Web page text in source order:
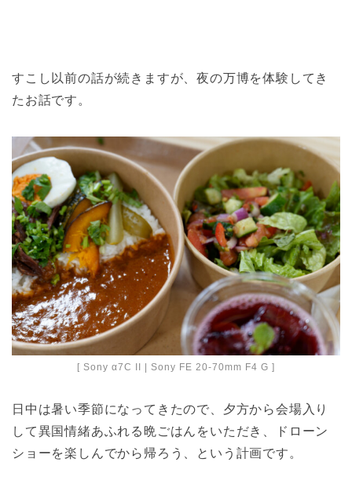
すこし以前の話が続きますが、夜の万博を体験してき
たお話です。
[ Sony α7C II | Sony FE 20-70mm F4 G ]
日中は暑い季節になってきたので、夕方から会場入り
して異国情緒あふれる晩ごはんをいただき、ドローン
ショーを楽しんでから帰ろう、という計画です。